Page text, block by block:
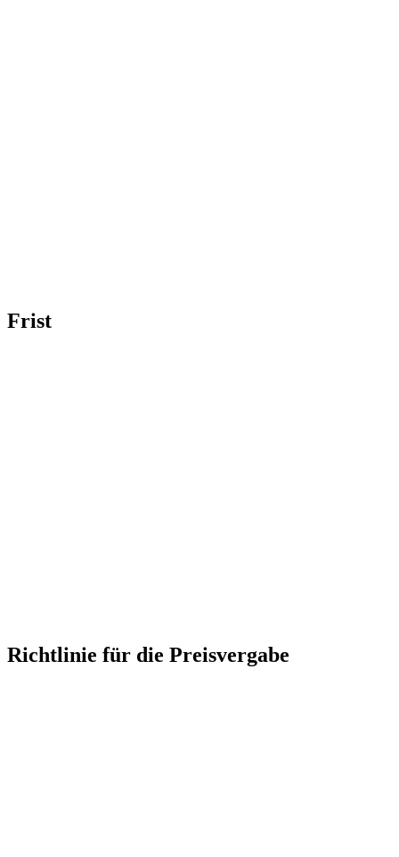
Frist
Richtlinie für die Preisvergabe